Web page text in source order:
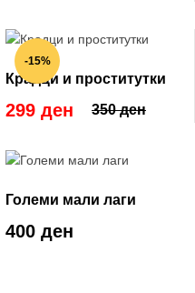
-15%
Крадци и проститутки
350 ден
299 ден
Големи мали лаги
400 ден